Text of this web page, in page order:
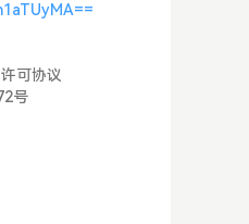
可协议
号